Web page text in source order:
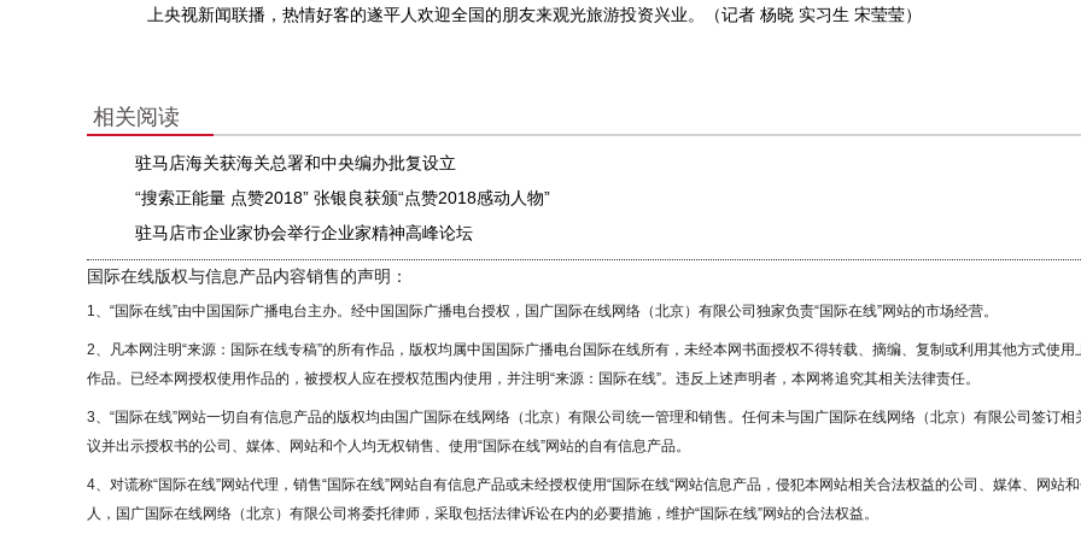
上央视新闻联播，热情好客的遂平人欢迎全国的朋友来观光旅游投资兴业。（记者 杨晓 实习生 宋莹莹）
相关阅读
驻马店海关获海关总署和中央编办批复设立
“搜索正能量 点赞2018” 张银良获颁“点赞2018感动人物”
驻马店市企业家协会举行企业家精神高峰论坛
国际在线版权与信息产品内容销售的声明：
1、“国际在线”由中国国际广播电台主办。经中国国际广播电台授权，国广国际在线网络（北京）有限公司独家负责“国际在线”网站的市场经营。
2、凡本网注明“来源：国际在线专稿”的所有作品，版权均属中国国际广播电台国际在线所有，未经本网书面授权不得转载、摘编、复制或利用其他方式使用
作品。已经本网授权使用作品的，被授权人应在授权范围内使用，并注明“来源：国际在线”。违反上述声明者，本网将追究其相关法律责任。
3、“国际在线”网站一切自有信息产品的版权均由国广国际在线网络（北京）有限公司统一管理和销售。任何未与国广国际在线网络（北京）有限公司签订相
议并出示授权书的公司、媒体、网站和个人均无权销售、使用“国际在线”网站的自有信息产品。
4、对谎称“国际在线”网站代理，销售“国际在线”网站自有信息产品或未经授权使用“国际在线“网站信息产品，侵犯本网站相关合法权益的公司、媒体、网站
人，国广国际在线网络（北京）有限公司将委托律师，采取包括法律诉讼在内的必要措施，维护“国际在线”网站的合法权益。